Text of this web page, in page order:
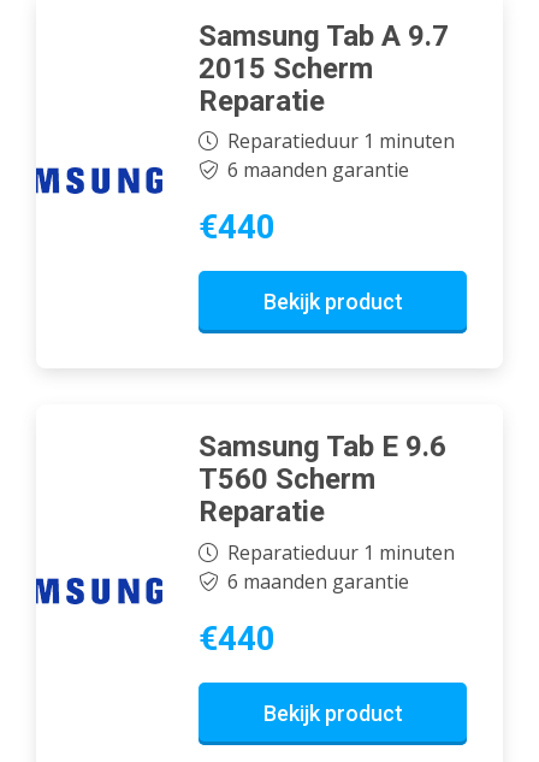
Samsung Tab A 9.7
2015 Scherm
Reparatie
Reparatieduur 1 minuten
6 maanden garantie
€440
Bekijk product
Samsung Tab E 9.6
T560 Scherm
Reparatie
Reparatieduur 1 minuten
6 maanden garantie
€440
Bekijk product